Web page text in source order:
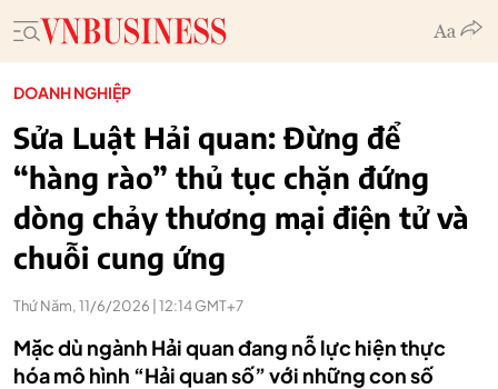
DOANH NGHIỆP
Sửa Luật Hải quan: Đừng để
“hàng rào” thủ tục chặn đứng
dòng chảy thương mại điện tử và
chuỗi cung ứng
Thứ Năm, 11/6/2026 | 12:14 GMT+7
Mặc dù ngành Hải quan đang nỗ lực hiện thực
hóa mô hình “Hải quan số” với những con số